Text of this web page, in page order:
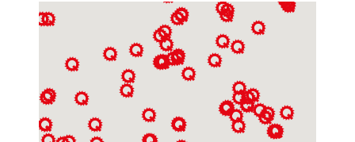
DESTIL BV Herten
Sodaweg 2
6049CM Herten (Roermond)
Tel.:
+31 475 357 500
Saniceve B.V.